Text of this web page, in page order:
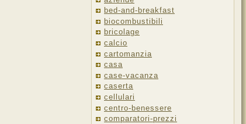
bed-and-breakfast
biocombustibili
bricolage
calcio
cartomanzia
casa
case-vacanza
caserta
cellulari
centro-benessere
comparatori-prezzi